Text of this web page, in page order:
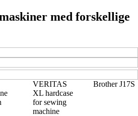
med forskellige
VERITAS
XL hardcase
for sewing
machine
Brother J17S